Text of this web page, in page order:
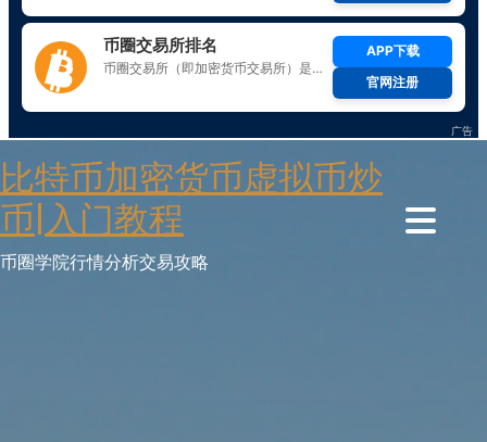
to
content
比特币加密货币虚拟币炒
币|入门教程
币圈学院行情分析交易攻略